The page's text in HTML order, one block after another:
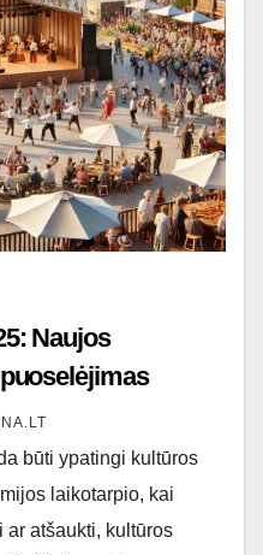
Naujos
būti ypatingi kultūros
laikotarpio, kai
atšaukti, kultūros